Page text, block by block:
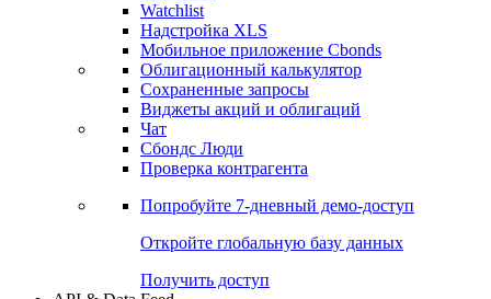
Получить доступ
Инструментарий
Портфель
Watchlist
Надстройка XLS
Мобильное приложение Cbonds
Облигационный калькулятор
Сохраненные запросы
Чат
Проверка контрагента
Попробуйте7-дневный